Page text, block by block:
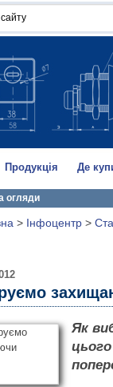
Продукція Де
огляди
> Інфоцентр >
Як